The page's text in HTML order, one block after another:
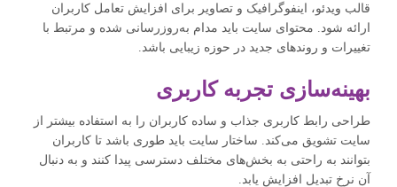
قالب ویدئو، اینفوگرافیک‌ و تصاویر برای افزایش تعامل کاربران
ارائه شود. محتوای سایت باید مدام به‌روز‌رسانی شده و مرتبط با
تغییرات و روندهای جدید در حوزه زیبایی باشد.
بهینه‌سازی تجربه کاربری
طراحی رابط کاربری جذاب و ساده کاربران را به استفاده بیشتر از
سایت تشویق می‌کند. ساختار سایت باید طوری باشد تا کاربران
بتوانند به راحتی به بخش‌های مختلف دسترسی پیدا کنند و به دنبال
آن نرخ تبدیل افزایش یابد.